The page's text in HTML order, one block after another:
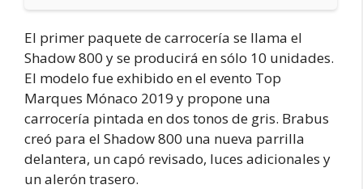
El primer paquete de carrocería se llama el
Shadow 800 y se producirá en sólo 10 unidades.
El modelo fue exhibido en el evento Top
Marques Mónaco 2019 y propone una
carrocería pintada en dos tonos de gris. Brabus
creó para el Shadow 800 una nueva parrilla
delantera, un capó revisado, luces adicionales y
un alerón trasero.